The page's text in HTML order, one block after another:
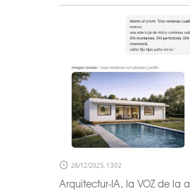
28/12/2025, 13:02
Arquitectur-IA, la VOZ de la